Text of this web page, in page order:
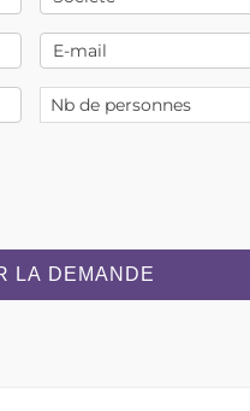
LA DEMANDE